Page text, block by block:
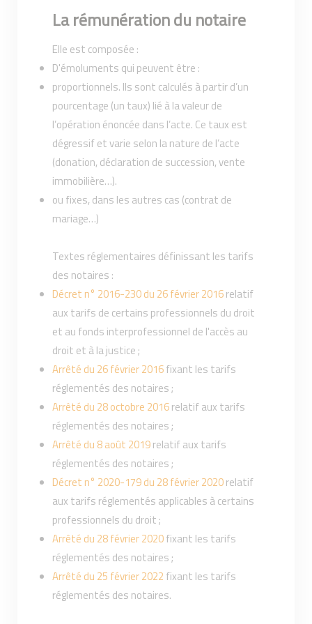
La rémunération du notaire
Elle est composée :
D'émoluments qui peuvent être :
proportionnels. Ils sont calculés à partir d’un
pourcentage (un taux) lié à la valeur de
l’opération énoncée dans l’acte. Ce taux est
dégressif et varie selon la nature de l’acte
(donation, déclaration de succession, vente
immobilière…).
ou fixes, dans les autres cas (contrat de
mariage…)
Textes réglementaires définissant les tarifs
des notaires :
Décret n° 2016-230 du 26 février 2016relatif
aux tarifs de certains professionnels du droit
et au fonds interprofessionnel de l'accès au
droit et à la justice ;
Arrêté du 26 février 2016fixant les tarifs
réglementés des notaires ;
Arrêté du 28 octobre 2016relatif aux tarifs
réglementés des notaires ;
Arrêté du 8 août 2019relatif aux tarifs
réglementés des notaires ;
Décret n° 2020-179 du 28 février 2020relatif
aux tarifs réglementés applicables à certains
professionnels du droit ;
Arrêté du 28 février 2020fixant les tarifs
réglementés des notaires ;
Arrêté du 25 février 2022 fixant les tarifs
réglementés des notaires.